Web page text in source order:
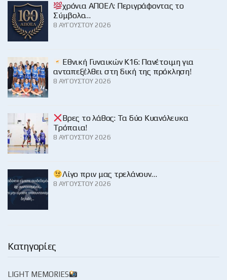
χρόνια ΑΠΟΕΛ: Περιγράφοντας το
Σύμβολο…
8 ΑΥΓΟΎΣΤΟΥ 2026
Εθνική Γυναικών Κ16: Πανέτοιμη για
ανταπεξέλθει στη δική της πρόκληση!
8 ΑΥΓΟΎΣΤΟΥ 2026
Βρες το λάθος: Τα δύο Κυανόλευκα
Τρόπαια!
8 ΑΥΓΟΎΣΤΟΥ 2026
Λίγο πριν μας τρελάνουν…
8 ΑΥΓΟΎΣΤΟΥ 2026
Κατηγορίες
LIGHT MEMORIES